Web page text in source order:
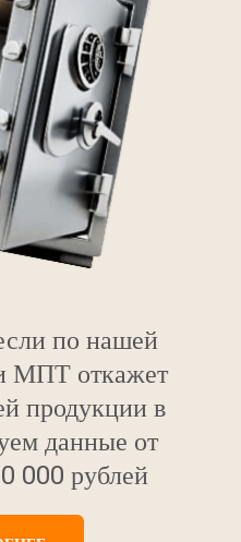
по нашей
МПТ откажет
продукции в
данные от
000 рублей